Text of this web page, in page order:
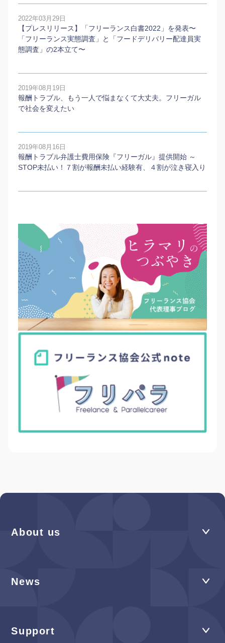
2022年03月29日
【プレスリリース】「フリーランス白書2022」を発表〜
「フリーランス実態調査」と「フードデリバリー配達員実
態調査」の2本⽴て〜
2019年08月19日
報酬トラブル、もう一人で悩まなくて大丈夫。フリーガル
で社会を変えたい
2019年08月16日
報酬トラブル弁護士費用保険『フリーガル』提供開始 ～
STOP未払い！７割が報酬未払い経験有、４割が泣き寝入り
About us
News
Support